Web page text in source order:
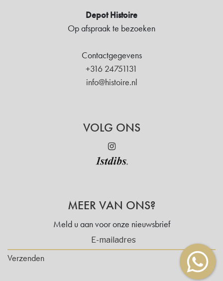
Depot Histoire
Op afspraak te bezoeken
Contactgegevens
+316 24751131
info@histoire.nl
VOLG ONS
MEER VAN ONS?
Meld u aan voor onze nieuwsbrief